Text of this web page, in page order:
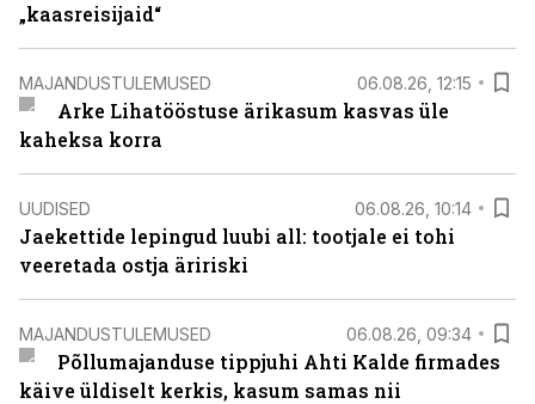
„kaasreisijaid“
MAJANDUSTULEMUSED 06.08.26, 12:15
Arke Lihatööstuse ärikasum kasvas üle
kaheksa korra
UUDISED 06.08.26, 10:14
Jaekettide lepingud luubi all: tootjale ei tohi
veeretada ostja äririski
MAJANDUSTULEMUSED 06.08.26, 09:34
Põllumajanduse tippjuhi Ahti Kalde firmades
käive üldiselt kerkis, kasum samas nii